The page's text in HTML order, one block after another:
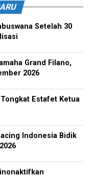
Setelah 30
Grand Filano,
2026
Estafet Ketua
Indonesia Bidik